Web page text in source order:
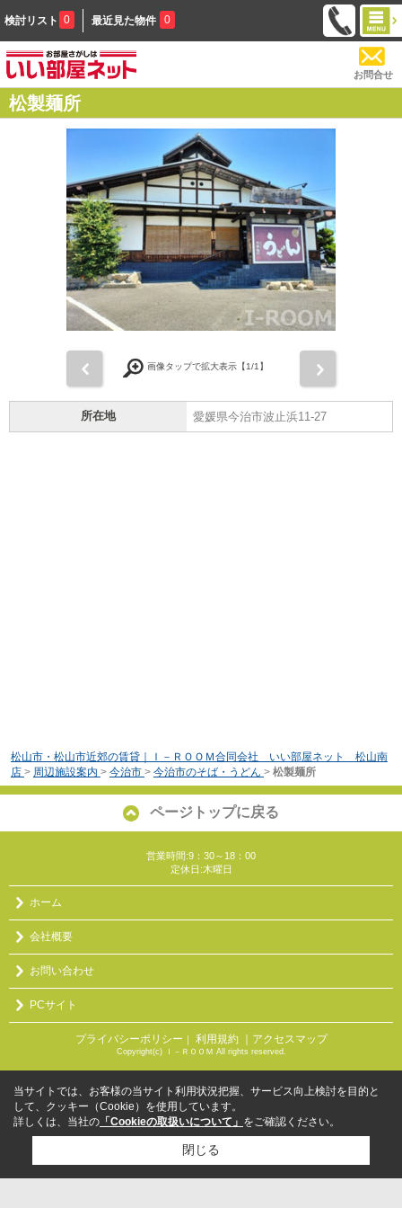
検討リスト 0 最近見た物件 0
お問合せ
松製麺所
画像タップで拡大表示【1/1】
所在地 愛媛県今治市波止浜11-27
松山市・松山市近郊の賃貸｜Ｉ－ＲＯＯＭ合同会社 いい部屋ネット 松山南
店 > 周辺施設案内 > 今治市 > 今治市のそば・うどん > 松製麺所
ページトップに戻る
営業時間:9：30～18：00
定休日:木曜日
ホーム
会社概要
お問い合わせ
PCサイト
プライバシーポリシー ｜ 利用規約 ｜アクセスマップ
Copyright(c) Ｉ－ＲＯＯＭ All rights reserved.
当サイトでは、お客様の当サイト利用状況把握、サービス向上検討を目的と
して、クッキー（Cookie）を使用しています。
詳しくは、当社の 「Cookieの取扱いについて」 をご確認ください。
閉じる